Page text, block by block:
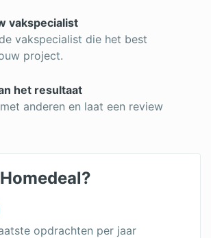
vakspecialist
vakspecialist die het best
project.
het resultaat
anderen en laat een review
opdrachten per jaar